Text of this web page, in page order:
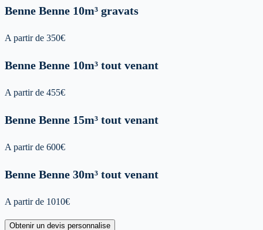
Benne Benne 10m³ gravats
A partir de 350€
Benne Benne 10m³ tout venant
A partir de 455€
Benne Benne 15m³ tout venant
A partir de 600€
Benne Benne 30m³ tout venant
A partir de 1010€
Obtenir un devis personnalise